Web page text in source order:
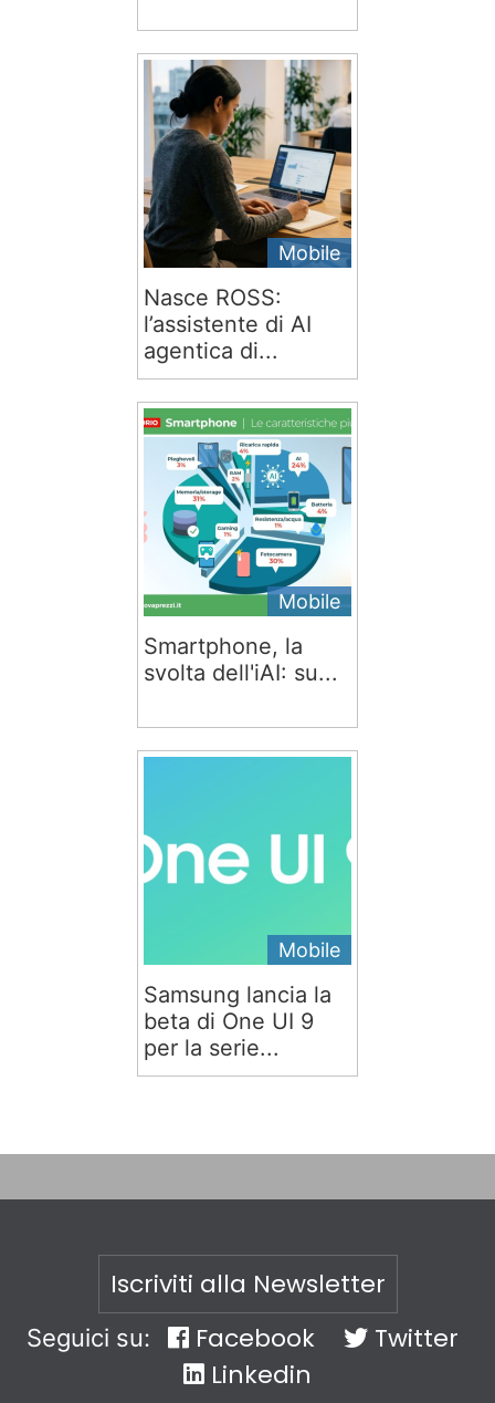
Mobile
Nasce ROSS:
l’assistente di AI
agentica di...
Mobile
Smartphone, la
svolta dell'iAI: su...
Mobile
Samsung lancia la
beta di One UI 9
per la serie...
Iscriviti alla Newsletter
Seguici su: Facebook
Twitter
Linkedin